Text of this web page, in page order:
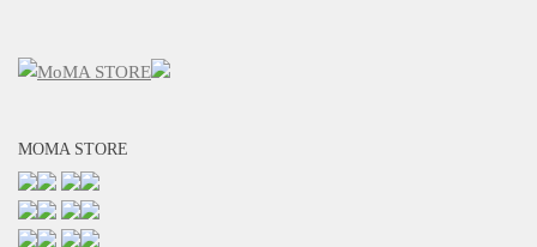
MOMA STORE